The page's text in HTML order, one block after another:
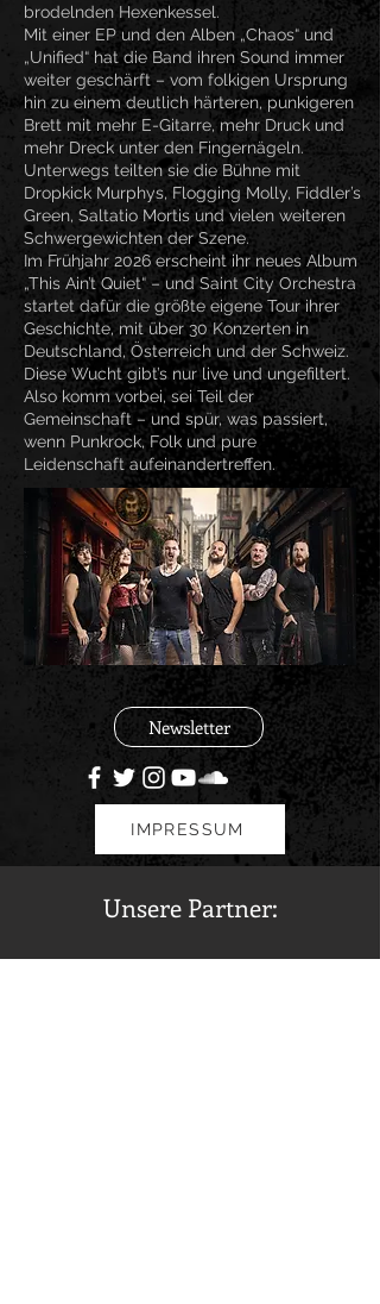
brodelnden Hexenkessel.
Mit einer EP und den Alben „Chaos“ und
„Unified“ hat die Band ihren Sound immer
weiter geschärft – vom folkigen Ursprung
hin zu einem deutlich härteren, punkigeren
Brett mit mehr E-Gitarre, mehr Druck und
mehr Dreck unter den Fingernägeln.
Unterwegs teilten sie die Bühne mit
Dropkick Murphys, Flogging Molly, Fiddler’s
Green, Saltatio Mortis und vielen weiteren
Schwergewichten der Szene.
Im Frühjahr 2026 erscheint ihr neues Album
„This Ain’t Quiet“ – und Saint City Orchestra
startet dafür die größte eigene Tour ihrer
Geschichte, mit über 30 Konzerten in
Deutschland, Österreich und der Schweiz.
Diese Wucht gibt’s nur live und ungefiltert.
Also komm vorbei, sei Teil der
Gemeinschaft – und spür, was passiert,
wenn Punkrock, Folk und pure
Leidenschaft aufeinandertreffen.
Newsletter
IMPRESSUM
Unsere Partner: